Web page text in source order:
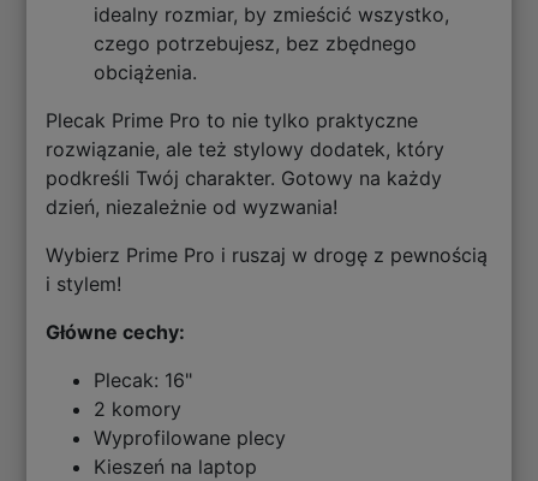
idealny rozmiar, by zmieścić wszystko,
czego potrzebujesz, bez zbędnego
obciążenia.
Plecak Prime Pro to nie tylko praktyczne
rozwiązanie, ale też stylowy dodatek, który
podkreśli Twój charakter. Gotowy na każdy
dzień, niezależnie od wyzwania!
Wybierz Prime Pro i ruszaj w drogę z pewnością
i stylem!
Główne cechy:
Plecak: 16"
2 komory
Wyprofilowane plecy
Kieszeń na laptop